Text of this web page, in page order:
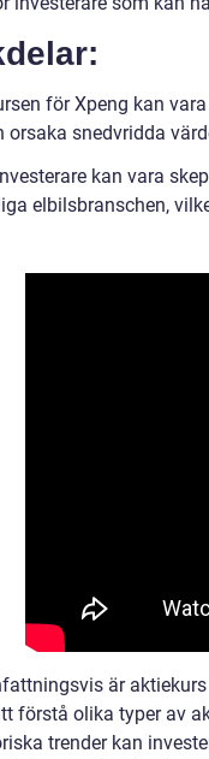
för Xpeng kan
orsaka snedvridda
kan vara
elbilsbranschen,
är
förstå olika typer av
trender kan